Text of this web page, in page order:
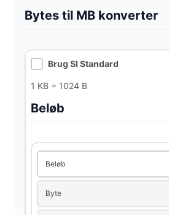
V
i
Bytes til MB konverter
Brug SI Standard
1 KB = 1024 B
Beløb
Beløb
Byte